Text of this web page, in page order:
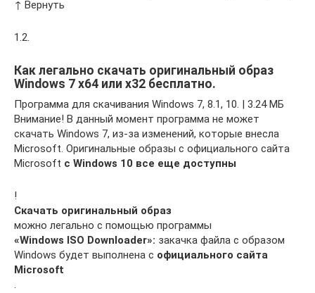
↑ Вернуть
1.2.
Как легально скачать оригинальный образ
Windows 7 x64 или x32 бесплатно.
Программа для скачивания Windows 7, 8.1, 10. | 3.24 МБ
Внимание! В данный момент программа не может
скачать Windows 7, из-за изменений, которые внесла
Microsoft. Оригинальные образы с официального сайта
Microsoft с Windows 10 все еще доступны
!
Скачать оригинальный образ
можно легально с помощью программы
«Windows ISO Downloader»: закачка файла с образом
Windows будет выполнена с официального сайта
Microsoft